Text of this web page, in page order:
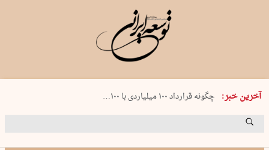
آخرین خبر:
شنبه 17 مرداد 1405 شماره 2244
چگونه قرارداد ۱۰۰ میلیاردی با ۱۰۰…
پنجره‌ای که باز نشد